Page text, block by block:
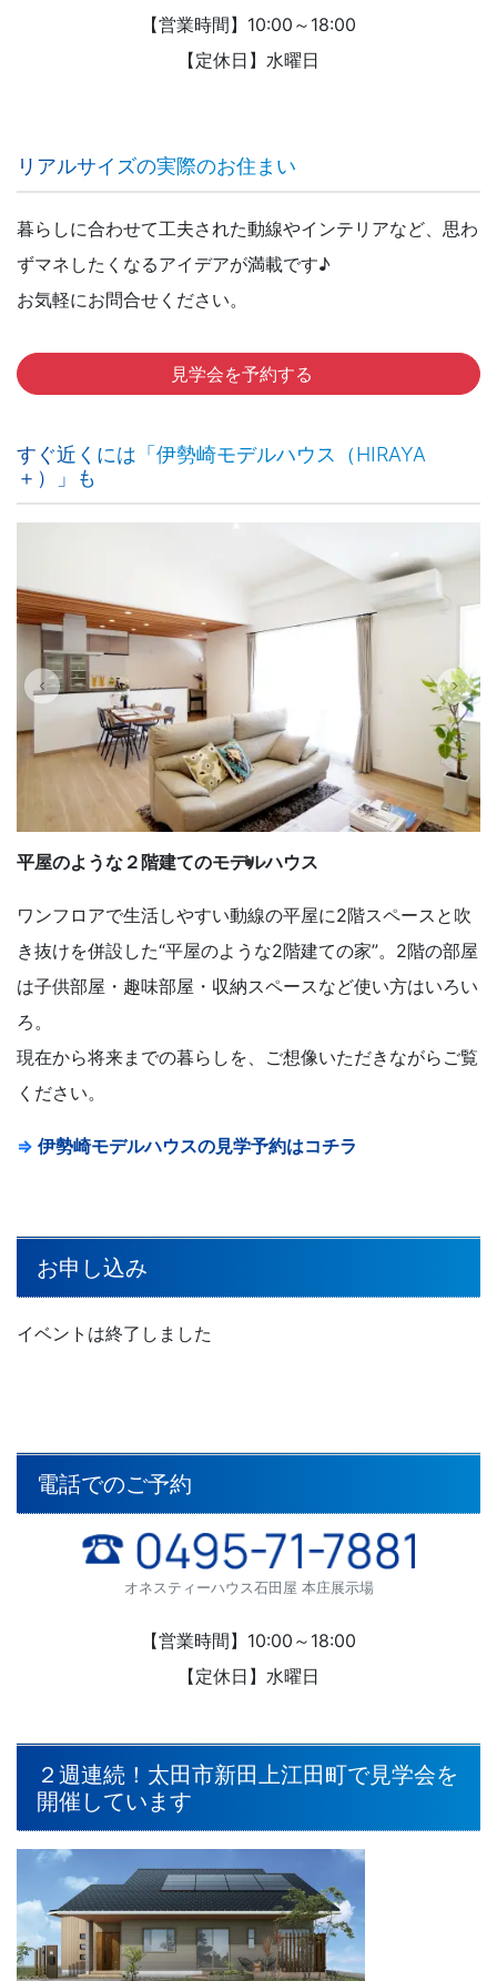
【営業時間】10:00～18:00
【定休日】水曜日
リアルサイズの実際のお住まい
暮らしに合わせて工夫された動線やインテリアなど、思わ
ずマネしたくなるアイデアが満載です♪
お気軽にお問合せください。
見学会を予約する
すぐ近くには「伊勢崎モデルハウス（HIRAYA
＋）」も
平屋のような２階建てのモデルハウス
ワンフロアで生活しやすい動線の平屋に2階スペースと吹
き抜けを併設した“平屋のような2階建ての家”。2階の部屋
は子供部屋・趣味部屋・収納スペースなど使い方はいろい
ろ。
現在から将来までの暮らしを、ご想像いただきながらご覧
ください。
⇒ 伊勢崎モデルハウスの見学予約はコチラ
お申し込み
イベントは終了しました
電話でのご予約
オネスティーハウス石田屋 本庄展示場
【営業時間】10:00～18:00
【定休日】水曜日
２週連続！太田市新田上江田町で見学会を
開催しています